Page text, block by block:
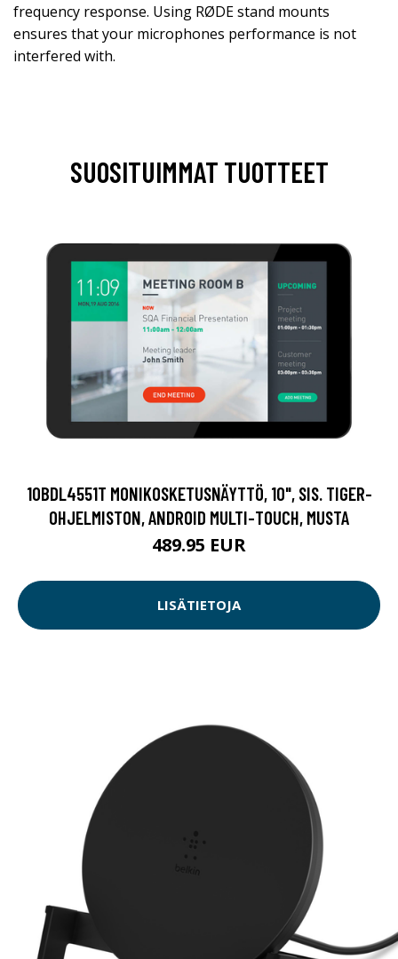
frequency response. Using RØDE stand mounts
ensures that your microphones performance is not
interfered with.
SUOSITUIMMAT TUOTTEET
10BDL4551T MONIKOSKETUSNÄYTTÖ, 10", SIS. TIGER-
OHJELMISTON, ANDROID MULTI-TOUCH, MUSTA
489.95 EUR
LISÄTIETOJA